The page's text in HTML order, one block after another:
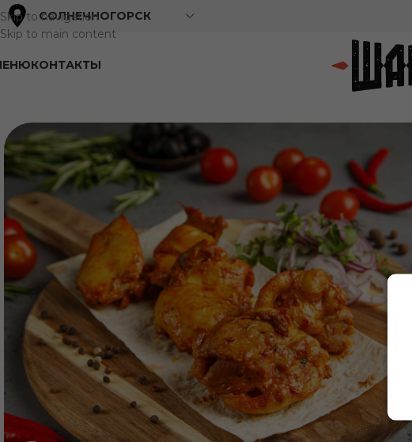
Skip to navigation
Skip to main content
СОЛНЕЧНОГОРСК
КОНТАКТЫ